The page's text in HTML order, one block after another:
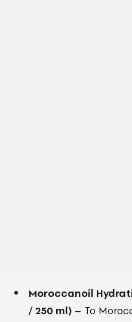
Moroccanoil
/ 250 ml) – Το